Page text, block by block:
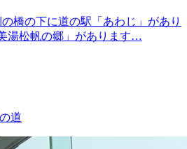
橋の下に道の駅「あわじ」があり
湯松帆の郷」があります…
道